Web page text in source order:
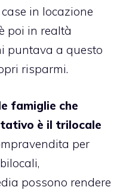
case in locazione
poi in realtà
puntava a questo
risparmi.
famiglie che
è il trilocale
per
possono rendere